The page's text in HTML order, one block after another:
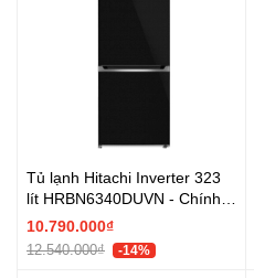
Tủ lạnh Hitachi Inverter 323
lít HRBN6340DUVN - Chính
hãng
10.790.000₫
12.540.000₫ -14%